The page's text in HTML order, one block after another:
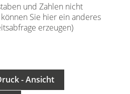
und Zahlen nicht
Sie hier ein anderes
erzeugen)
- Ansicht